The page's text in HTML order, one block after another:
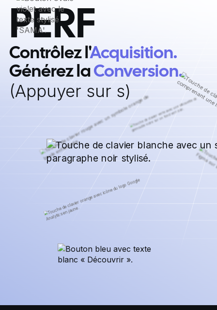
PERF
Contrôlez l'Acquisition. ‍
Générez la Conversion.
‍(Appuyer sur s)